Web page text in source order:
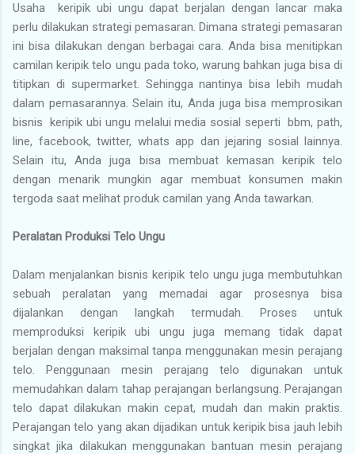
Usaha keripik ubi ungu dapat berjalan dengan lancar maka
perlu dilakukan strategi pemasaran. Dimana strategi pemasaran
ini bisa dilakukan dengan berbagai cara. Anda bisa menitipkan
camilan keripik telo ungu pada toko, warung bahkan juga bisa di
titipkan di supermarket. Sehingga nantinya bisa lebih mudah
dalam pemasarannya. Selain itu, Anda juga bisa memprosikan
bisnis keripik ubi ungu melalui media sosial seperti bbm, path,
line, facebook, twitter, whats app dan jejaring sosial lainnya.
Selain itu, Anda juga bisa membuat kemasan keripik telo
dengan menarik mungkin agar membuat konsumen makin
tergoda saat melihat produk camilan yang Anda tawarkan.
Peralatan Produksi Telo Ungu
Dalam menjalankan bisnis keripik telo ungu juga membutuhkan
sebuah peralatan yang memadai agar prosesnya bisa
dijalankan dengan langkah termudah. Proses untuk
memproduksi keripik ubi ungu juga memang tidak dapat
berjalan dengan maksimal tanpa menggunakan mesin perajang
telo. Penggunaan mesin perajang telo digunakan untuk
memudahkan dalam tahap perajangan berlangsung. Perajangan
telo dapat dilakukan makin cepat, mudah dan makin praktis.
Perajangan telo yang akan dijadikan untuk keripik bisa jauh lebih
singkat jika dilakukan menggunakan bantuan mesin perajang